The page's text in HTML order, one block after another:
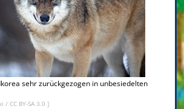
sehr zurückgezogen in unbesiedelten
/ CC BY-SA 3.0 ]